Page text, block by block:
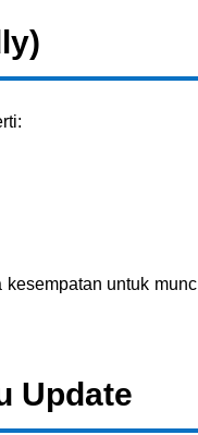
kesempatan untuk
Update